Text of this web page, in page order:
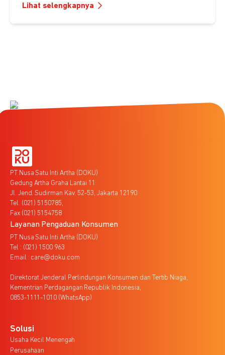
Lihat selengkapnya
PT Nusa Satu Inti Artha (DOKU)
Gedung Artha Graha Lantai 11
Jl. Jend. Sudirman Kav. 52-53, Jakarta 12190
Tel. (021) 5150785,
Fax (021) 5154758
Layanan Pengaduan Konsumen
PT Nusa Satu Inti Artha (DOKU)
Tel : (021) 1500 963
Email : care@doku.com
Direktorat Jenderal Perlindungan Konsumen dan Tertib Niaga,
Kementrian Perdagangan Republik Indonesia,
0853-1111-1010 (WhatsApp)
Solusi
Usaha Kecil Menengah
Perusahaan